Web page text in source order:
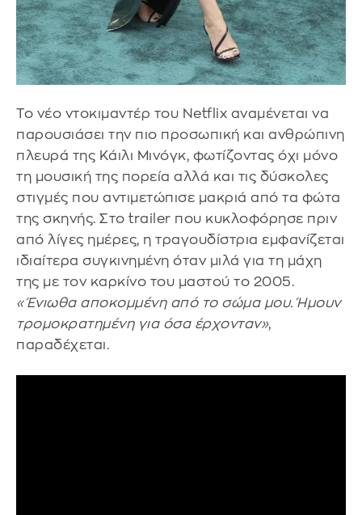
Το νέο ντοκιμαντέρ του Netflix αναμένεται να
παρουσιάσει την πιο προσωπική και ανθρώπινη
πλευρά της Κάιλι Μινόγκ, φωτίζοντας όχι μόνο
τη μουσική της πορεία αλλά και τις δύσκολες
στιγμές που αντιμετώπισε μακριά από τα φώτα
της σκηνής. Στο trailer που κυκλοφόρησε πριν
από λίγες ημέρες, η τραγουδίστρια εμφανίζεται
ιδιαίτερα συγκινημένη όταν μιλά για τη μάχη
της με τον καρκίνο του μαστού το 2005.
«Ένιωθα αποκομμένη από το σώμα μου. Ήμουν
τρομοκρατημένη για όσα έρχονταν»,
παραδέχεται.